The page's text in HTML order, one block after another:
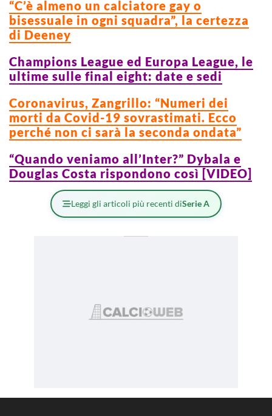
“C’è almeno un calciatore gay o
bisessuale in ogni squadra”, la certezza
di Deeney
Champions League ed Europa League, le
ultime sulle final eight: date e sedi
Coronavirus, Zangrillo: “Numeri dei
morti da Covid-19 sovrastimati. Ecco
perché non ci sarà la seconda ondata”
“Quando veniamo all’Inter?” Dybala e
Douglas Costa rispondono così [VIDEO]
Leggi gli articoli più recenti diSerie A